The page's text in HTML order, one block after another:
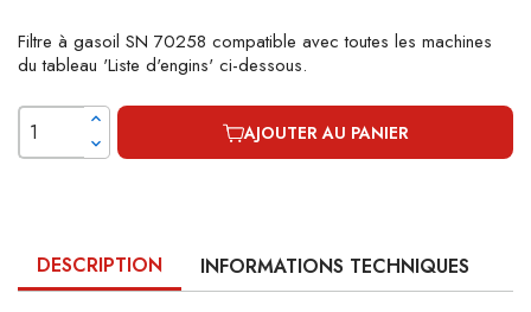
Filtre à gasoil SN 70258 compatible avec toutes les machines
du tableau 'Liste d'engins' ci-dessous.
AJOUTER AU PANIER
DESCRIPTION INFORMATIONS TECHNIQUES